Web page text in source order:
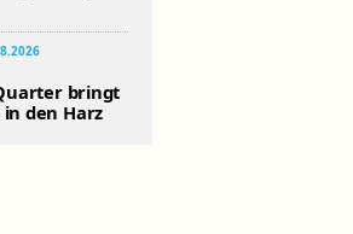
bringt
den Harz